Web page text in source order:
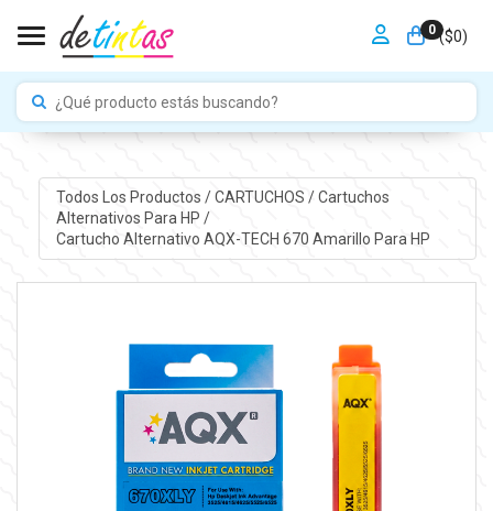
0 ($0)
Toggle navigation
Todos Los Productos /CARTUCHOS /Cartuchos
Alternativos Para HP /
Cartucho Alternativo AQX-TECH 670 Amarillo Para HP